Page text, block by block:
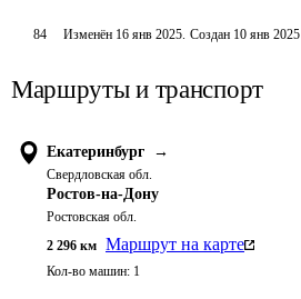
84 Изменён 16 янв 2025. Создан 10 янв 2025
Маршруты и транспорт
Екатеринбург →
Свердловская обл.
Ростов-на-Дону
Ростовская обл.
2 296 км Маршрут на карте
Кол-во машин: 1